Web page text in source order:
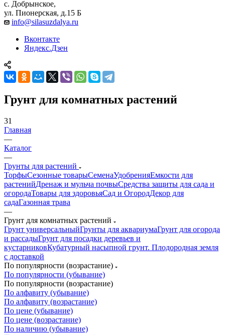
с. Добрынское,
ул. Пионерская, д.15 Б
info@silasuzdalya.ru
Вконтакте
Яндекс.Дзен
Грунт для комнатных растений
31
Главная
—
Каталог
—
Грунты для растений
ТорфыСезонные товарыСеменаУдобренияЕмкости для
растенийДренаж и мульча почвыСредства защиты для сада и
огородаТовары для здоровьяСад и ОгородДекор для
садаГазонная трава
—
Грунт для комнатных растений
Грунт универсальныйГрунты для аквариумаГрунт для огорода
и рассадыГрунт для посадки деревьев и
кустарниковКубатурный насыпной грунт. Плодородная земля
с доставкой
По популярности (возрастание)
По популярности (убывание)
По популярности (возрастание)
По алфавиту (убывание)
По алфавиту (возрастание)
По цене (убывание)
По цене (возрастание)
По наличию (убывание)